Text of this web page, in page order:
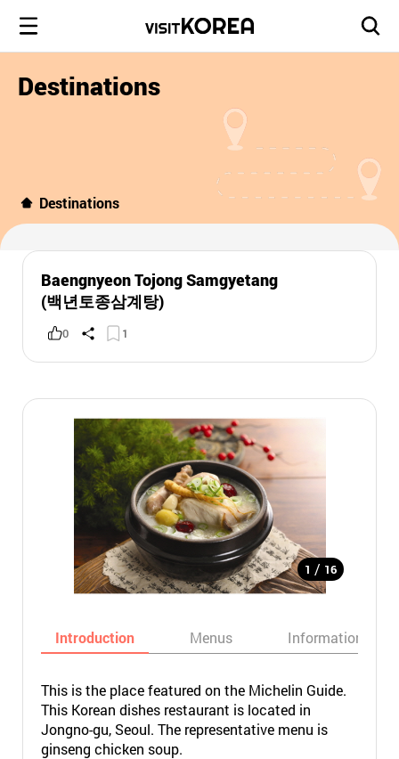
Destinations
Destinations
Baengnyeon Tojong Samgyetang
(백년토종삼계탕)
0 1
1 / 16
Introduction Menus Informations
This is the place featured on the Michelin Guide.
This Korean dishes restaurant is located in
Jongno-gu, Seoul. The representative menu is
ginseng chicken soup.